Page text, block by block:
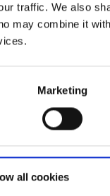
traffic. We also
may combine it with
Marketing
all cookies